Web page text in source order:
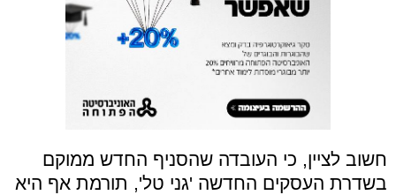
חשוב לציין, כי העובדה שהסניף החדש ממוקם
בשדרת העסקים החדשה 'גני טל', תורמת אף היא